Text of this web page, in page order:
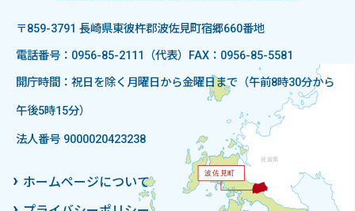
〒859-3791 長崎県東彼杵郡波佐見町宿郷660番地
電話番号：0956-85-2111（代表） FAX：0956-85-5581
開庁時間：祝日を除く月曜日から金曜日まで（午前8時30分から
午後5時15分）
法人番号 9000020423238
ホームページについて